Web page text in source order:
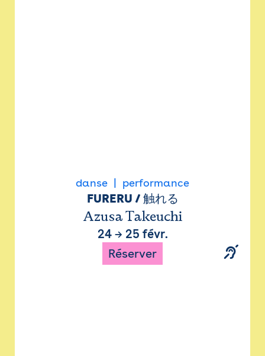
danse performance
FURERU / 触れる
Azusa Takeuchi
24→ 25 févr.
Réserver